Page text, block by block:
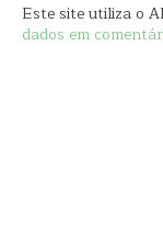
Este site utiliza o
dados em